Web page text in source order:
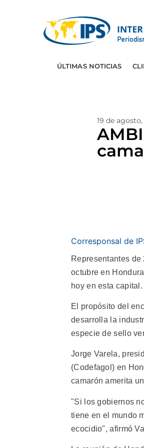
ÚLTIMAS NOTICIAS
19 de agosto,
Corresponsal de
Representantes
octubre en
hoy en esta capital.
El propósito del
desarrolla la
especie de sello
Jorge Varela,
(Codefagol) en
camarón amerita
"Si los gobiernos
tiene en el mundo
ecocidio", afirmó